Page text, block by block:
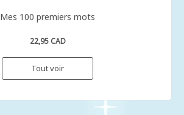
Mes 100 premiers mots
22,95 CAD
Tout voir